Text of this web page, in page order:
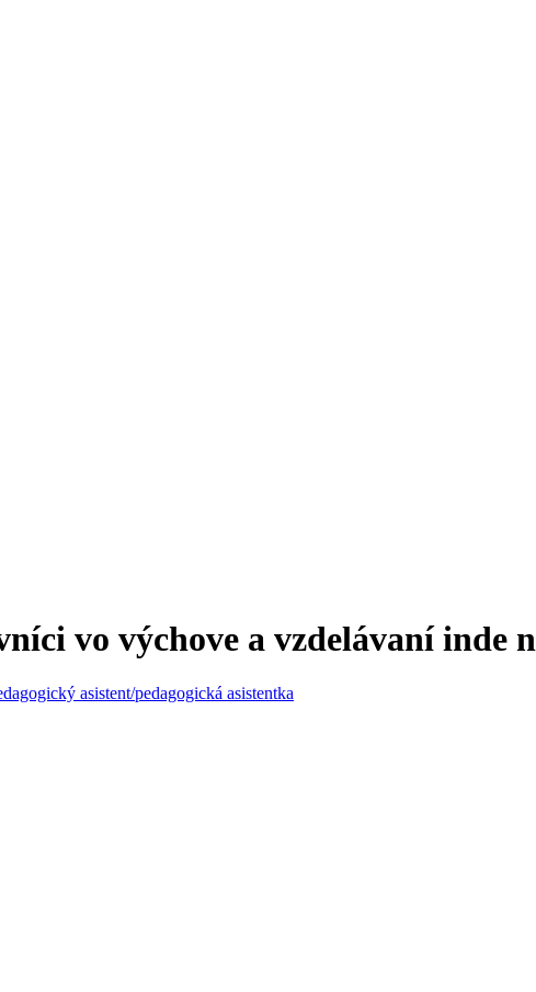
vo výchove a vzdelávaní inde
asistent/pedagogická asistentka